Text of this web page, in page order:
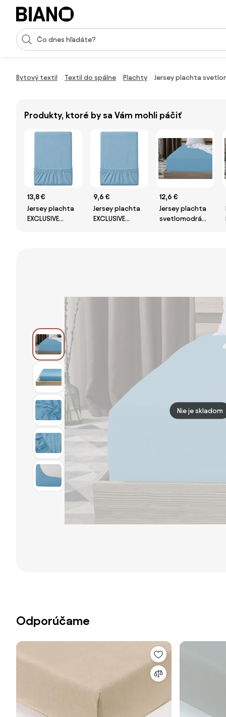
Preskočiť navigáciu, prejsť na obsah
Vstup pre vyhľadávanie
Bytový textil Textil do spálne Plachty Jersey plachta
Produkty, ktoré by sa Vám mohli páčiť
13,8 €
Jersey plachta
EXCLUSIVE
9,6 €
Jersey plachta
EXCLUSIVE
12,6 €
Jersey plachta
svetlomodrá
Nie je skladom
Odporúčame